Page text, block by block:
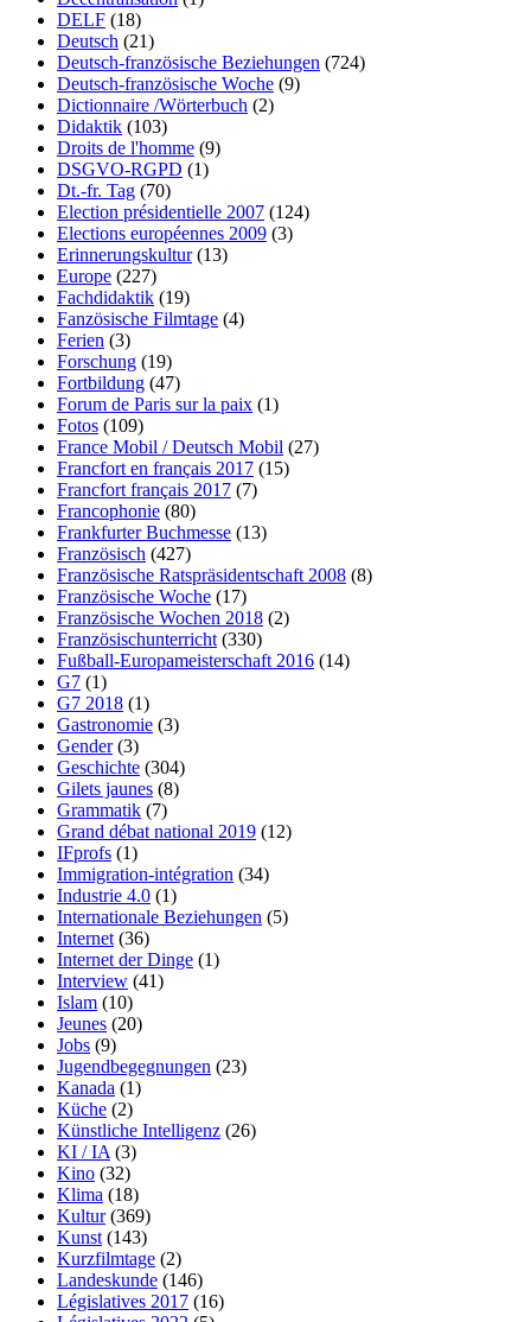
DELF (18)
Deutsch (21)
Deutsch-französische Beziehungen (724)
Deutsch-französische Woche (9)
Dictionnaire /Wörterbuch (2)
Didaktik (103)
Droits de l'homme (9)
DSGVO-RGPD (1)
Dt.-fr. Tag (70)
Election présidentielle 2007 (124)
Elections européennes 2009 (3)
Erinnerungskultur(13)
Europe (227)
Fachdidaktik (19)
Fanzösische Filmtage (4)
Ferien (3)
Forschung (19)
Fortbildung (47)
Forum de Paris sur la paix (1)
Fotos (109)
France Mobil / Deutsch Mobil (27)
Francfort en français 2017 (15)
Francfort français 2017 (7)
Francophonie (80)
Frankfurter Buchmesse (13)
Französisch (427)
Französische Ratspräsidentschaft 2008 (8)
Französische Woche (17)
Französische Wochen 2018 (2)
Französischunterricht (330)
Fußball-Europameisterschaft 2016 (14)
G7 (1)
G7 2018 (1)
Gastronomie (3)
Gender(3)
Geschichte (304)
Gilets jaunes (8)
Grammatik (7)
Grand débat national 2019 (12)
IFprofs (1)
Immigration-intégration (34)
Industrie 4.0 (1)
Internationale Beziehungen (5)
Internet (36)
Internet der Dinge (1)
Interview (41)
Islam (10)
Jeunes (20)
Jobs (9)
Jugendbegegnungen (23)
Kanada (1)
Küche (2)
Künstliche Intelligenz (26)
KI / IA (3)
Kino (32)
Klima (18)
Kultur(369)
Kunst (143)
Kurzfilmtage (2)
Landeskunde (146)
Législatives 2017 (16)